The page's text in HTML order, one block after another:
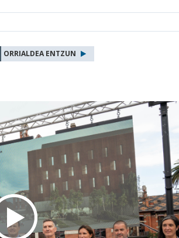
ORRIALDEA ENTZUN